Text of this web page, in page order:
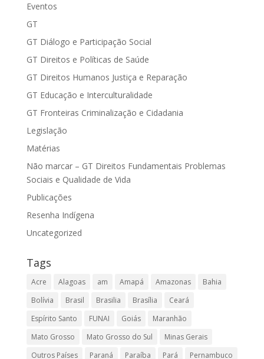
Eventos
GT
GT Diálogo e Participação Social
GT Direitos e Políticas de Saúde
GT Direitos Humanos Justiça e Reparação
GT Educação e Interculturalidade
GT Fronteiras Criminalização e Cidadania
Legislação
Matérias
Não marcar – GT Direitos Fundamentais Problemas
Sociais e Qualidade de Vida
Publicações
Resenha Indígena
Uncategorized
Tags
Acre Alagoas am Amapá Amazonas
Bahia
Bolívia
Brasil Brasilia Brasília
Ceará
Espírito Santo
FUNAI Goiás
Maranhão
Mato Grosso
Mato Grosso do Sul
Minas Gerais
Outros Países
Paraná Paraíba Pará
Pernambuco